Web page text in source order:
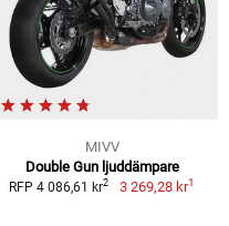
MIVV
Double Gun ljuddämpare
RFP 4 086,61 kr2 3 269,28 kr1